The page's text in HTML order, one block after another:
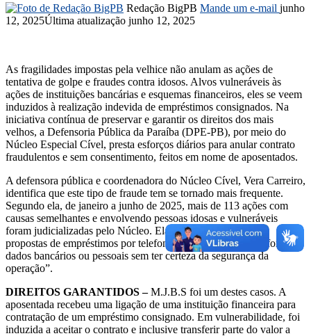
Redação BigPB Mande um e-mail junho
12, 2025Última atualização junho 12, 2025
As fragilidades impostas pela velhice não anulam as ações de
tentativa de golpe e fraudes contra idosos. Alvos vulneráveis às
ações de instituições bancárias e esquemas financeiros, eles se veem
induzidos à realização indevida de empréstimos consignados. Na
iniciativa contínua de preservar e garantir os direitos dos mais
velhos, a Defensoria Pública da Paraíba (DPE-PB), por meio do
Núcleo Especial Cível, presta esforços diários para anular contrato
fraudulentos e sem consentimento, feitos em nome de aposentados.
A defensora pública e coordenadora do Núcleo Cível, Vera Carreiro,
identifica que este tipo de fraude tem se tornado mais frequente.
Segundo ela, de janeiro a junho de 2025, mais de 113 ações com
causas semelhantes e envolvendo pessoas idosas e vulneráveis
foram judicializadas pelo Núcleo. Ela alerta: “Desconfie de
propostas de empréstimos por telefone ou internet. E nunca forneça
dados bancários ou pessoais sem ter certeza da segurança da
operação”.
DIREITOS GARANTIDOS –M.J.B.S foi um destes casos. A
aposentada recebeu uma ligação de uma instituição financeira para
contratação de um empréstimo consignado. Em vulnerabilidade, foi
induzida a aceitar o contrato e inclusive transferir parte do valor a